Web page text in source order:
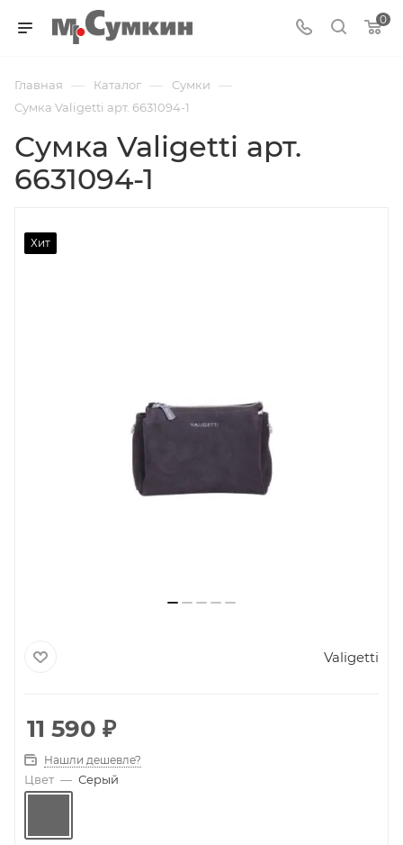
0
Главная — Каталог — Cумки —
Сумка Valigetti арт. 6631094-1
Сумка Valigetti арт.
6631094-1
Хит
Valigetti
11 590 ₽
Нашли дешевле?
Цвет — Серый